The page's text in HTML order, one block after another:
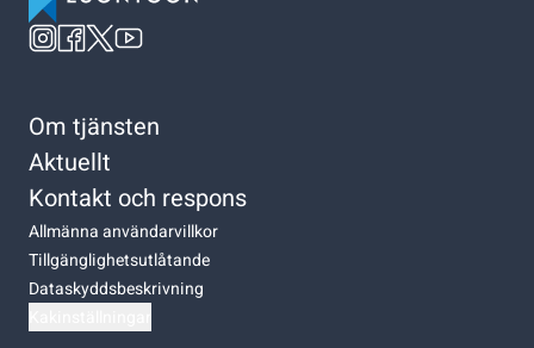
Om tjänsten
Aktuellt
Kontakt och respons
Allmänna användarvillkor
Tillgänglighetsutlåtande
Dataskyddsbeskrivning